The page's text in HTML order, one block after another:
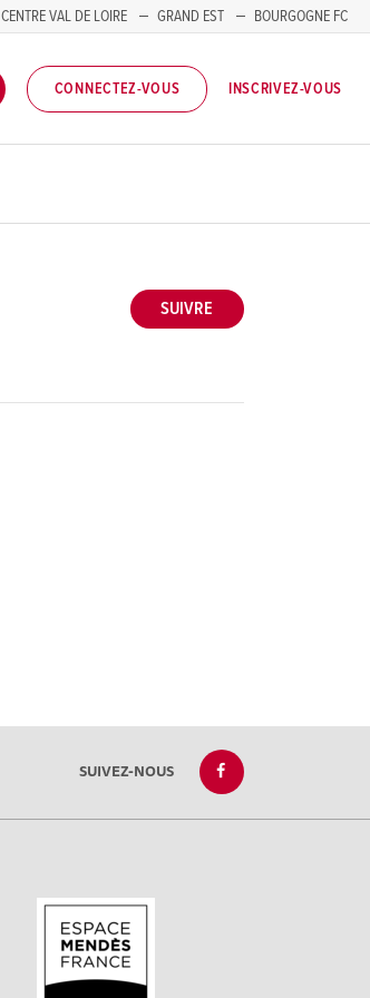
CENTRE VAL DE LOIRE GRAND EST
BOURGOGNE FC
CONNECTEZ-VOUS INSCRIVEZ-VOUS
SUIVRE
SUIVEZ-NOUS